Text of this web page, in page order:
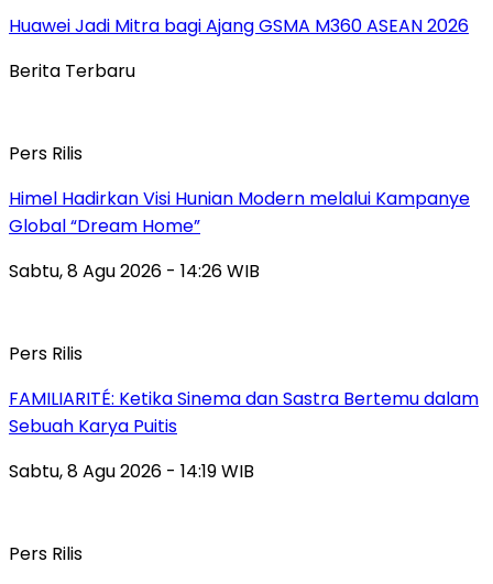
Huawei Jadi Mitra bagi Ajang GSMA M360 ASEAN 2026
Berita Terbaru
Pers Rilis
Himel Hadirkan Visi Hunian Modern melalui Kampanye
Global “Dream Home”
Sabtu, 8 Agu 2026 - 14:26 WIB
Pers Rilis
FAMILIARITÉ: Ketika Sinema dan Sastra Bertemu dalam
Sebuah Karya Puitis
Sabtu, 8 Agu 2026 - 14:19 WIB
Pers Rilis